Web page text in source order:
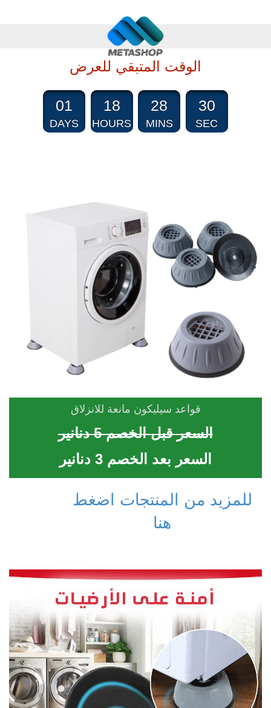
الوقت المتبقي للعرض
01
DAYS
18
HOURS
28
MINS
29
SEC
قواعد سيليكون مانعة للانزلاق
السعر قبل الخصم 5 دنانير
السعر بعد الخصم 3 دنانير
للمزيد من المنتجات اضغط
هنا